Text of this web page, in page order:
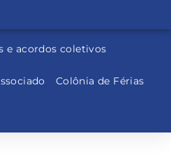
e acordos coletivos
Colônia de Férias